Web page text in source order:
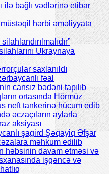
ilə bağlı vədlərinə etibar
hərbi əməliyyata
Ukraynaya
saxlanıldı
fəal
cansız bədəni tapılıb
ortasında Hörmüz
neft tankerinə hücum edib
əczaçıların aylarla
aksiyası
şagird Şəqayiq Əfşar
məhkum edilib
həbsinin davam etməsi və
işgəncə və